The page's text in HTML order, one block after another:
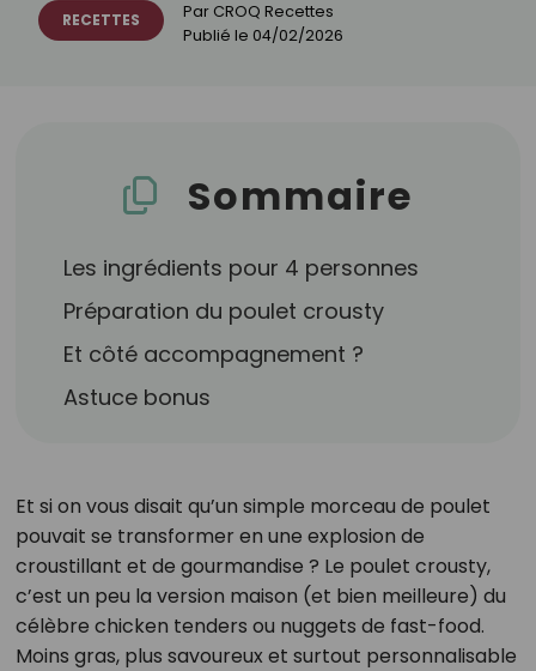
RECETTES Par CROQ Recettes
Publié le 04/02/2026
Sommaire
Les ingrédients pour 4 personnes
Préparation du poulet crousty
Et côté accompagnement ?
Astuce bonus
Et si on vous disait qu’un simple morceau de poulet
pouvait se transformer en une explosion de
croustillant et de gourmandise ? Le poulet crousty,
c’est un peu la version maison (et bien meilleure) du
célèbre chicken tenders ou nuggets de fast-food.
Moins gras, plus savoureux et surtout personnalisable